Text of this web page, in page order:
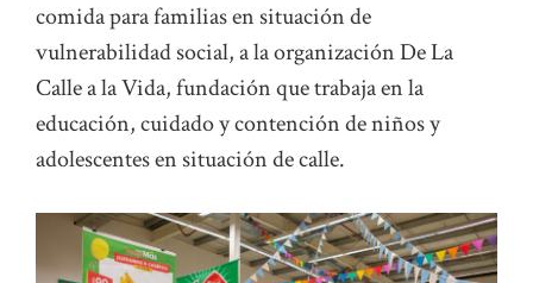
comida para familias en situación de
vulnerabilidad social, a la organización De La
Calle a la Vida, fundación que trabaja en la
educación, cuidado y contención de niños y
adolescentes en situación de calle.